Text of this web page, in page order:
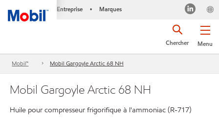
Entreprise • Marques
Menu
Chercher
Mobil™ Mobil Gargoyle Arctic 68 NH
Mobil Gargoyle Arctic 68 NH
Huile pour compresseur frigorifique à l'ammoniac (R-717)